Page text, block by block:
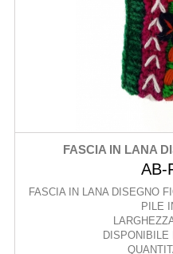
FASCIA IN LANA
AB-
FASCIA IN LANA DISEGNO
PILE
DISPONIBILE